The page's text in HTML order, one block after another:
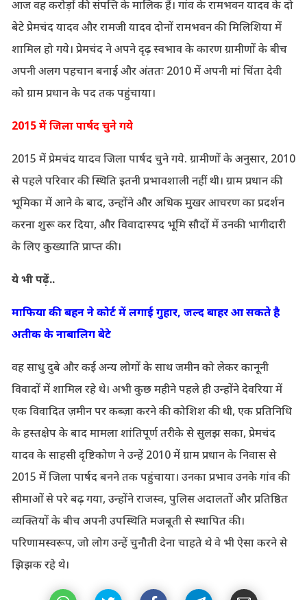
आज वह करोड़ों की संपत्ति के मालिक हैं। गांव के रामभवन यादव के दो
बेटे प्रेमचंद यादव और रामजी यादव दोनों रामभवन की मिलिशिया में
शामिल हो गये। प्रेमचंद ने अपने दृढ़ स्वभाव के कारण ग्रामीणों के बीच
अपनी अलग पहचान बनाई और अंततः 2010 में अपनी मां चिंता देवी
को ग्राम प्रधान के पद तक पहुंचाया।
2015 में जिला पार्षद चुने गये
2015 में प्रेमचंद यादव जिला पार्षद चुने गये. ग्रामीणों के अनुसार, 2010
से पहले परिवार की स्थिति इतनी प्रभावशाली नहीं थी। ग्राम प्रधान की
भूमिका में आने के बाद, उन्होंने और अधिक मुखर आचरण का प्रदर्शन
करना शुरू कर दिया, और विवादास्पद भूमि सौदों में उनकी भागीदारी
के लिए कुख्याति प्राप्त की।
ये भी पढ़ें..
माफिया की बहन ने कोर्ट में लगाई गुहार, जल्द बाहर आ सकते है
अतीक के नाबालिग बेटे
वह साधु दुबे और कई अन्य लोगों के साथ जमीन को लेकर कानूनी
विवादों में शामिल रहे थे। अभी कुछ महीने पहले ही उन्होंने देवरिया में
एक विवादित ज़मीन पर कब्ज़ा करने की कोशिश की थी, एक प्रतिनिधि
के हस्तक्षेप के बाद मामला शांतिपूर्ण तरीके से सुलझ सका, प्रेमचंद
यादव के साहसी दृष्टिकोण ने उन्हें 2010 में ग्राम प्रधान के निवास से
2015 में जिला पार्षद बनने तक पहुंचाया। उनका प्रभाव उनके गांव की
सीमाओं से परे बढ़ गया, उन्होंने राजस्व, पुलिस अदालतों और प्रतिष्ठित
व्यक्तियों के बीच अपनी उपस्थिति मजबूती से स्थापित की।
परिणामस्वरूप, जो लोग उन्हें चुनौती देना चाहते थे वे भी ऐसा करने से
झिझक रहे थे।